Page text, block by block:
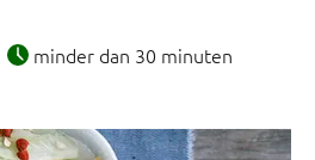
minder dan 30 minuten